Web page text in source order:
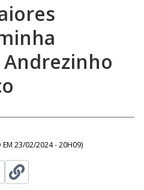
23/02/2024 - 20H09)